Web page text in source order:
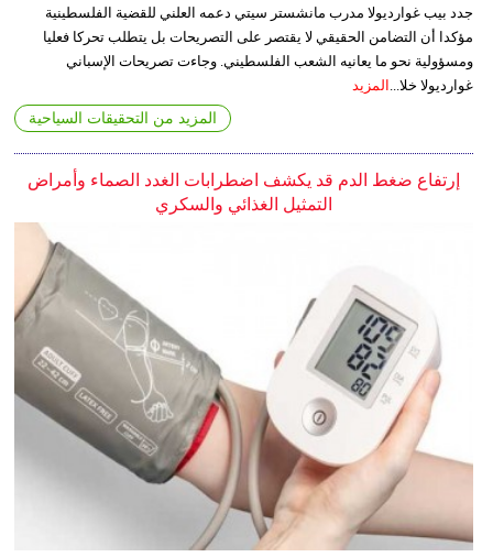
جدد بيب غوارديولا مدرب مانشستر سيتي دعمه العلني للقضية الفلسطينية
مؤكدا أن التضامن الحقيقي لا يقتصر على التصريحات بل يتطلب تحركا فعليا
ومسؤولية نحو ما يعانيه الشعب الفلسطيني. وجاءت تصريحات الإسباني
غوارديولا خلا... المزيد
المزيد من التحقيقات السياحية
إرتفاع ضغط الدم قد يكشف اضطرابات الغدد الصماء وأمراض
التمثيل الغذائي والسكري